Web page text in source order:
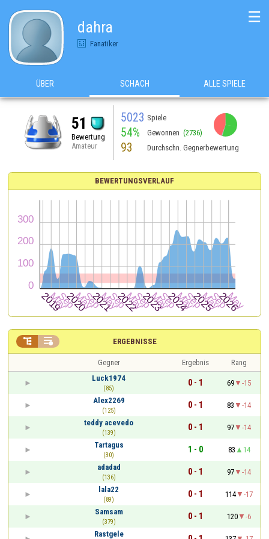
dahra
Fanatiker
☰
ÜBER SCHACH ALLE SPIELE
51
Bewertung
Amateur
5023 Spiele
54% Gewonnen (2736)
93 Durchschn. Gegnerbewertung
BEWERTUNGSVERLAUF
ERGEBNISSE
 
Gegner Ergebnis
Rang
Luck1974
(85)
0 - 1 69
-15
Alex2269
(125)
0 - 1 83
-14
teddy acevedo
(139)
0 - 1 97
-14
Tartagus
(30)
1 - 0 83
14
adadad
(136)
0 - 1 97
-14
lala22
(89)
0 - 1 114
-17
Samsam
(379)
0 - 1 120
-6
Rastgele